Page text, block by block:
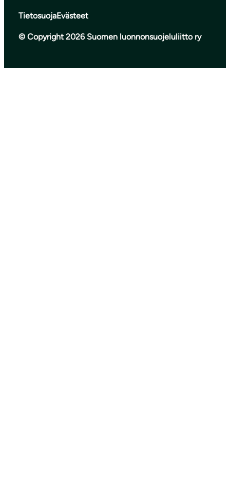
TietosuojaEvästeet
© Copyright 2026 Suomen luonnonsuojeluliitto ry